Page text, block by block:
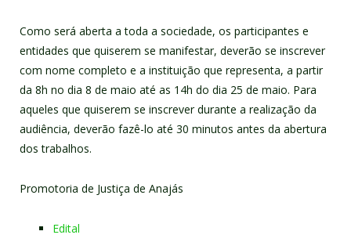
Como será aberta a toda a sociedade, os participantes e
entidades que quiserem se manifestar, deverão se inscrever
com nome completo e a instituição que representa, a partir
da 8h no dia 8 de maio até as 14h do dia 25 de maio. Para
aqueles que quiserem se inscrever durante a realização da
audiência, deverão fazê-lo até 30 minutos antes da abertura
dos trabalhos.
Promotoria de Justiça de Anajás
Edital